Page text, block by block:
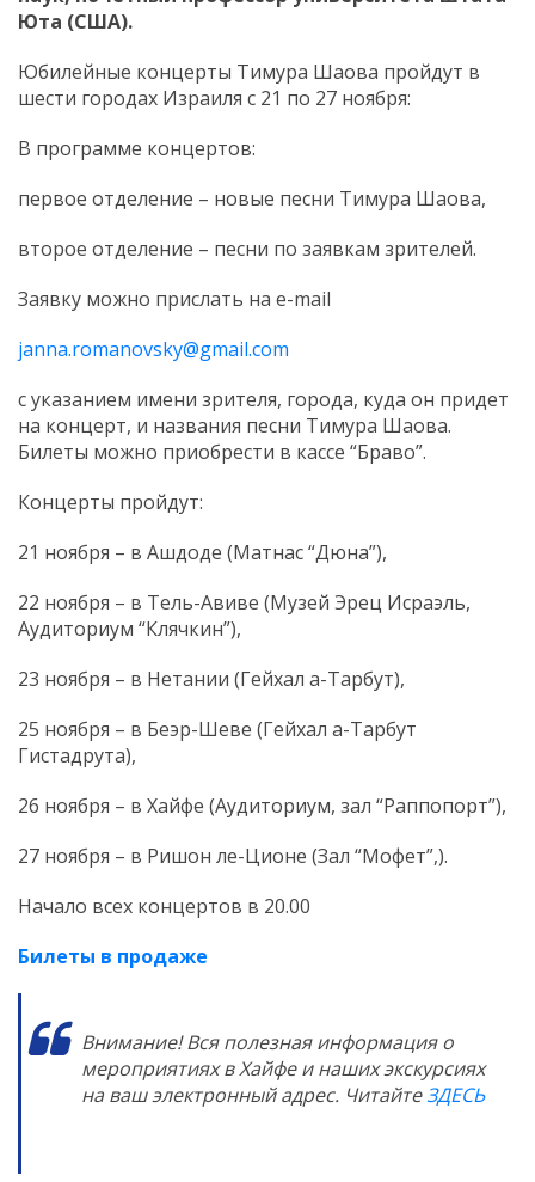
Юта (США).
Юбилейные концерты Тимура Шаова пройдут в
шести городах Израиля с 21 по 27 ноября:
В программе концертов:
первое отделение – новые песни Тимура Шаова,
второе отделение – песни по заявкам зрителей.
Заявку можно прислать на e-mail
janna.romanovsky@gmail.com
с указанием имени зрителя, города, куда он придет
на концерт, и названия песни Тимура Шаова.
Билеты можно приобрести в кассе “Браво”.
Концерты пройдут:
21 ноября – в Ашдоде (Матнас “Дюна”),
22 ноября – в Тель-Авиве (Музей Эрец Исраэль,
Аудиториум “Клячкин”),
23 ноября – в Нетании (Гейхал а-Тарбут),
25 ноября – в Беэр-Шеве (Гейхал а-Тарбут
Гистадрута),
26 ноября – в Хайфе (Аудиториум, зал “Раппопорт”),
27 ноября – в Ришон ле-Ционе (Зал “Мофет”,).
Начало всех концертов в 20.00
Билеты в продаже
Внимание! Вся полезная информация о
мероприятиях в Хайфе и наших экскурсиях
на ваш электронный адрес. ЧитайтеЗДЕСЬ